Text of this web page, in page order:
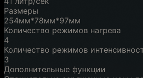
Размеры
254мм*78мм*97мм
Количество режимов нагрева
4
Количество режимов
3
Дополнительные функции